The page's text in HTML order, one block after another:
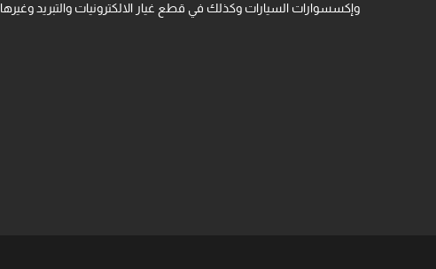
وإكسسوارات السيارات وكذلك في قطع غيار الالكترونيات والتبريد وغيرها